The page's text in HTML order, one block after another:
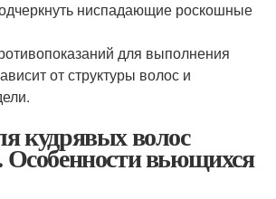
ниспадающие роскошные
для выполнения
от структуры волос и
кудрявых волос
вьющихся